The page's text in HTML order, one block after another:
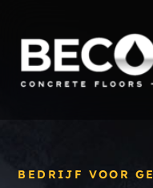
BEDRIJF VOOR